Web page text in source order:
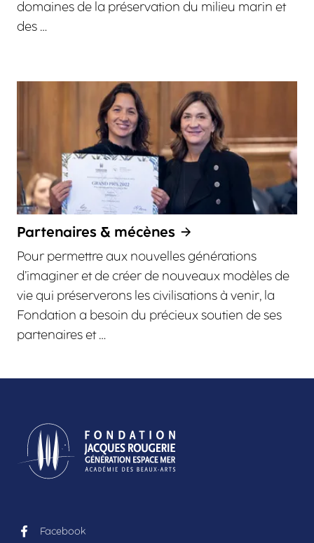
domaines de la préservation du milieu marin et
des …
Partenaires & mécènes
Pour permettre aux nouvelles générations
d’imaginer et de créer de nouveaux modèles de
vie qui préserverons les civilisations à venir, la
Fondation a besoin du précieux soutien de ses
partenaires et …
Facebook